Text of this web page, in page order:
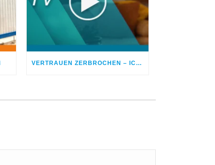
VERTRAUEN ZERBROCHEN – ICH BETROG MEINEN EHEPARTNER